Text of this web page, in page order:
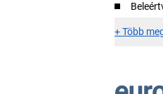
+Több